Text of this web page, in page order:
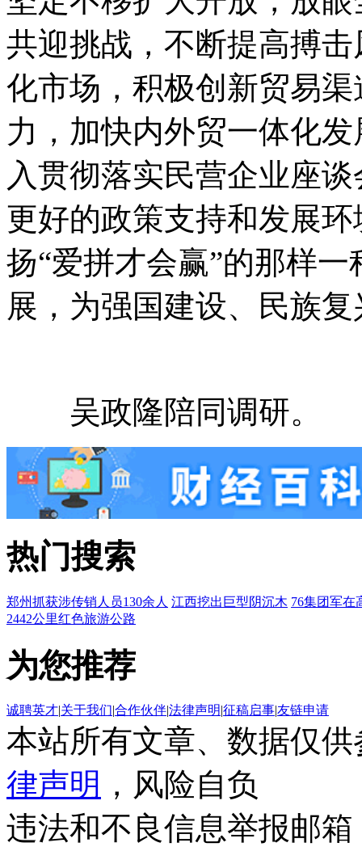
共迎挑战，不断提高搏
化市场，积极创新贸易
力，加快内外贸一体化
入贯彻落实民营企业座
更好的政策支持和发展
扬“爱拼才会赢”的那样
展，为强国建设、民族
吴政隆陪同调研。
热门搜索
郑州抓获涉传销人员130余人 江西挖出巨型阴沉木 76集团军在
2442公里红色旅游公路
为您推荐
诚聘英才|关于我们|合作伙伴|法律声明|征稿启事|友链申请
本站所有文章、数据仅
律声明 ，风险自负
违法和不良信息举报邮箱